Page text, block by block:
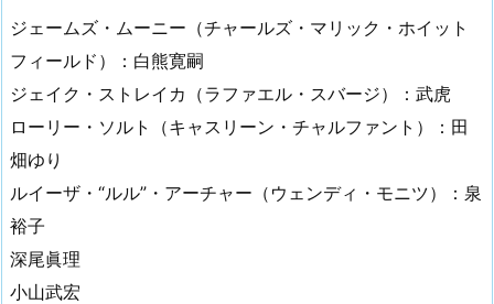
ジェームズ・ムーニー（チャールズ・マリック・ホイット
フィールド）：白熊寛嗣
ジェイク・ストレイカ（ラファエル・スバージ）：武虎
ローリー・ソルト（キャスリーン・チャルファント）：田
畑ゆり
ルイーザ・“ルル”・アーチャー（ウェンディ・モニツ）：泉
裕子
深尾眞理
小山武宏